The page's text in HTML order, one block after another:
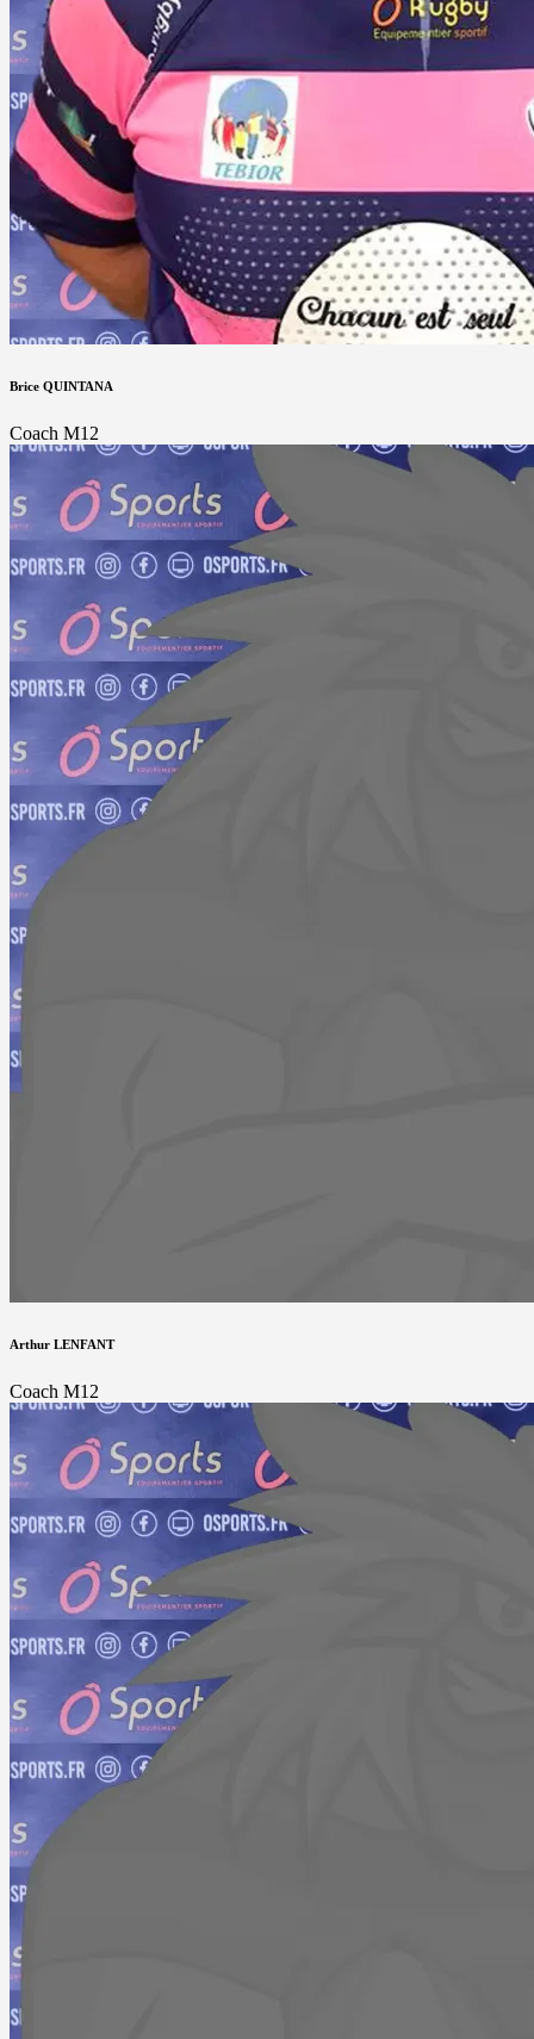
Brice QUINTANA
Coach M12
Arthur LENFANT
Coach M12